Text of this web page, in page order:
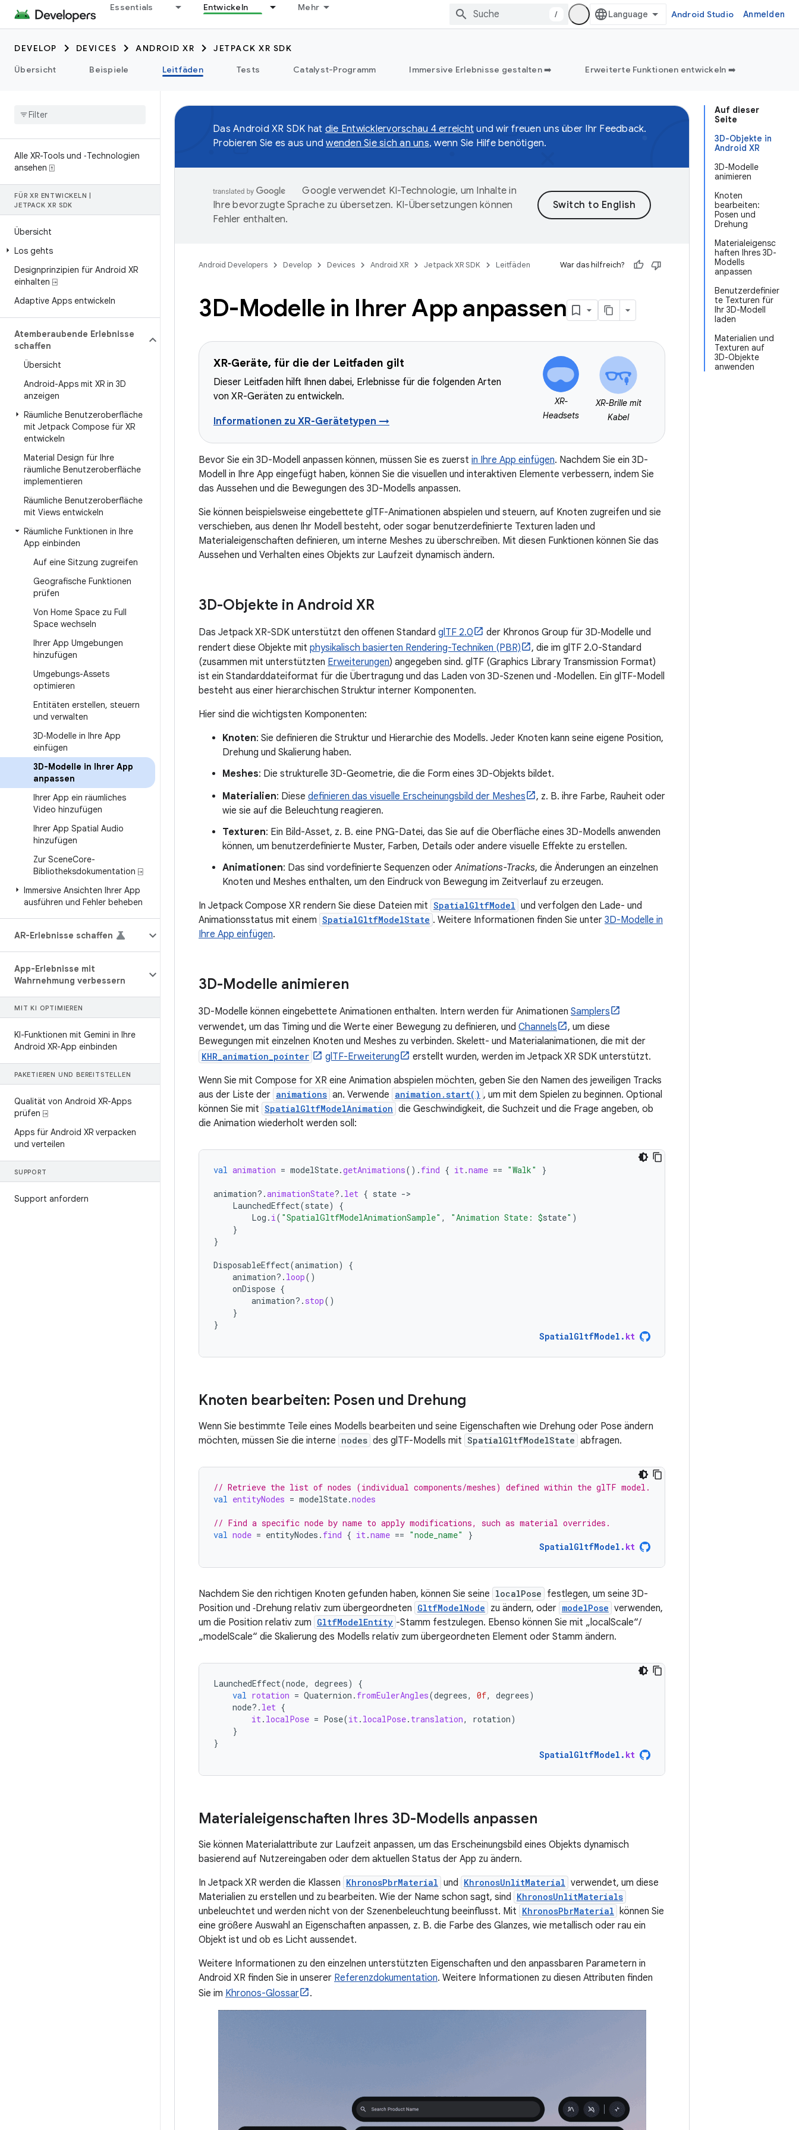
Essentials Entwickeln Mehr
/ Android Studio Anmelden
DEVELOP DEVICES ANDROID XR
JETPACK XR SDK
Übersicht
Beispiele Leitfäden Tests Catalyst-Programm Immersive Erlebnisse gestalten ➡️ Erweiterte Funktionen entwickeln ➡️
Alle XR-Tools und ‑Technologien
ansehen ⍐
FÜR XR ENTWICKELN
JETPACK XR SDK
Übersicht
Los gehts
Designprinzipien für Android XR
einhalten ⍈
Adaptive Apps entwickeln
Atemberaubende Erlebnisse
schaffen
Übersicht
Android-Apps mit XR in 3D
anzeigen
Räumliche Benutzeroberfläche
mit Jetpack Compose für XR
entwickeln
Material Design für Ihre
räumliche Benutzeroberfläche
implementieren
Räumliche Benutzeroberfläche
mit Views entwickeln
Räumliche Funktionen in Ihre
App einbinden
Auf eine Sitzung zugreifen
Geografische Funktionen
prüfen
Von Home Space zu Full
Space wechseln
Ihrer App Umgebungen
hinzufügen
Umgebungs-Assets
optimieren
Entitäten erstellen, steuern
und verwalten
3D‑Modelle in Ihre App
einfügen
3D-Modelle in Ihrer App
anpassen
Ihrer App ein räumliches
Video hinzufügen
Ihrer App Spatial Audio
hinzufügen
Zur SceneCore-
Bibliotheksdokumentation ⍈
Immersive Ansichten Ihrer App
ausführen und Fehler beheben
AR-Erlebnisse schaffen
App-Erlebnisse mit
Wahrnehmung verbessern
MIT KI OPTIMIEREN
KI-Funktionen mit Gemini in Ihre
Android XR-App einbinden
PAKETIEREN UND BEREITSTELLEN
Qualität von Android XR-Apps
prüfen ⍈
Apps für Android XR verpacken
und verteilen
SUPPORT
Support anfordern
Auf dieser
Seite
3D-Objekte in
Android XR
3D-Modelle
animieren
Knoten
bearbeiten:
Posen und
Drehung
Materialeigensc
haften Ihres 3D-
Modells
anpassen
Benutzerdefinier
te Texturen für
Ihr 3D-Modell
laden
Materialien und
Texturen auf
3D-Objekte
anwenden
Das Android XR SDK hat die Entwicklervorschau 4 erreicht und wir freuen uns über Ihr Feedback.
Probieren Sie es aus undwenden Sie sich an uns, wenn Sie Hilfe benötigen.
Google verwendet KI-Technologie, um Inhalte in
Ihre bevorzugte Sprache zu übersetzen. KI-Übersetzungen können
Fehler enthalten.
Android Developers Develop Devices Android XR Jetpack XR SDK Leitfäden War das hilfreich?
3D-Modelle in Ihrer App anpassen
XR‑Geräte, für die der Leitfaden gilt
Dieser Leitfaden hilft Ihnen dabei, Erlebnisse für die folgenden Arten
von XR-Geräten zu entwickeln.
Informationen zu XR-Gerätetypen →
XR-
Headsets
XR-Brille mit
Kabel
Bevor Sie ein 3D-Modell anpassen können, müssen Sie es zuerst in Ihre App einfügen. Nachdem Sie ein 3D-
Modell in Ihre App eingefügt haben, können Sie die visuellen und interaktiven Elemente verbessern, indem Sie
das Aussehen und die Bewegungen des 3D-Modells anpassen.
Sie können beispielsweise eingebettete glTF-Animationen abspielen und steuern, auf Knoten zugreifen und sie
verschieben, aus denen Ihr Modell besteht, oder sogar benutzerdefinierte Texturen laden und
Materialeigenschaften definieren, um interne Meshes zu überschreiben. Mit diesen Funktionen können Sie das
Aussehen und Verhalten eines Objekts zur Laufzeit dynamisch ändern.
3D-Objekte in Android XR
Das Jetpack XR-SDK unterstützt den offenen Standard glTF 2.0
der Khronos Group für 3D‑Modelle und
rendert diese Objekte mit physikalisch basierten Rendering-Techniken (PBR)
, die im glTF 2.0-Standard
(zusammen mit unterstützten Erweiterungen) angegeben sind. glTF (Graphics Library Transmission Format)
ist ein Standarddateiformat für die Übertragung und das Laden von 3D-Szenen und ‑Modellen. Ein glTF-Modell
besteht aus einer hierarchischen Struktur interner Komponenten.
Hier sind die wichtigsten Komponenten:
Knoten: Sie definieren die Struktur und Hierarchie des Modells. Jeder Knoten kann seine eigene Position,
Drehung und Skalierung haben.
Meshes: Die strukturelle 3D-Geometrie, die die Form eines 3D-Objekts bildet.
Materialien: Diese definieren das visuelle Erscheinungsbild der Meshes
, z. B. ihre Farbe, Rauheit oder
wie sie auf die Beleuchtung reagieren.
Texturen: Ein Bild-Asset, z. B. eine PNG-Datei, das Sie auf die Oberfläche eines 3D-Modells anwenden
können, um benutzerdefinierte Muster, Farben, Details oder andere visuelle Effekte zu erstellen.
Animationen: Das sind vordefinierte Sequenzen oderAnimations-Tracks, die Änderungen an einzelnen
Knoten und Meshes enthalten, um den Eindruck von Bewegung im Zeitverlauf zu erzeugen.
In Jetpack Compose XR rendern Sie diese Dateien mit SpatialGltfModel und verfolgen den Lade- und
Animationsstatus mit einem SpatialGltfModelState . Weitere Informationen finden Sie unter 3D-Modelle in
Ihre App einfügen.
3D-Modelle animieren
3D-Modelle können eingebettete Animationen enthalten. Intern werden für Animationen Samplers
verwendet, um das Timing und die Werte einer Bewegung zu definieren, und Channels
, um diese
Bewegungen mit einzelnen Knoten und Meshes zu verbinden. Skelett- und Materialanimationen, die mit der
KHR_animation_pointer glTF-Erweiterung
erstellt wurden, werden im Jetpack XR SDK unterstützt.
Wenn Sie mit Compose for XR eine Animation abspielen möchten, geben Sie den Namen des jeweiligen Tracks
aus der Liste der animations an. Verwende animation.start() , um mit dem Spielen zu beginnen. Optional
können Sie mit SpatialGltfModelAnimation die Geschwindigkeit, die Suchzeit und die Frage angeben, ob
die Animation wiederholt werden soll:
val animation = modelState.getAnimations(). find { it.name == "Walk" }
animation?.animationState?. let { state -
LaunchedEffect(state)
{
Log . i( "SpatialGltfModelAnimationSample" , "Animation State: $state" )
}
}
DisposableEffect(animation)
{
animation?. loop()
onDispose {
animation?. stop()
}
}
SpatialGltfModel . kt
Knoten bearbeiten: Posen und Drehung
Wenn Sie bestimmte Teile eines Modells bearbeiten und seine Eigenschaften wie Drehung oder Pose ändern
möchten, müssen Sie die interne nodes des glTF-Modells mit SpatialGltfModelState abfragen.
// Retrieve the list of nodes (individual components/meshes) defined within the glTF model.
val entityNodes = modelState.nodes
// Find a specific node by name to apply modifications, such as material overrides.
val node = entityNodes . find { it.name == "node_name"
}
SpatialGltfModel . kt
Nachdem Sie den richtigen Knoten gefunden haben, können Sie seine localPose festlegen, um seine 3D-
Position und ‑Drehung relativ zum übergeordneten GltfModelNode zu ändern, oder modelPose verwenden,
um die Position relativ zum GltfModelEntity -Stamm festzulegen. Ebenso können Sie mit „localScale“/
„modelScale“ die Skalierung des Modells relativ zum übergeordneten Element oder Stamm ändern.
LaunchedEffect(node, degrees)
{
val rotation = Quaternion . fromEulerAngles(degrees, 0f, degrees)
node?. let {
it. localPose = Pose(it. localPose. translation, rotation)
}
}
SpatialGltfModel . kt
Materialeigenschaften Ihres 3D-Modells anpassen
Sie können Materialattribute zur Laufzeit anpassen, um das Erscheinungsbild eines Objekts dynamisch
basierend auf Nutzereingaben oder dem aktuellen Status der App zu ändern.
In Jetpack XR werden die Klassen KhronosPbrMaterial und KhronosUnlitMaterial verwendet, um diese
Materialien zu erstellen und zu bearbeiten. Wie der Name schon sagt, sind KhronosUnlitMaterials
unbeleuchtet und werden nicht von der Szenenbeleuchtung beeinflusst. Mit KhronosPbrMaterial können Sie
eine größere Auswahl an Eigenschaften anpassen, z. B. die Farbe des Glanzes, wie metallisch oder rau ein
Objekt ist und ob es Licht aussendet.
Weitere Informationen zu den einzelnen unterstützten Eigenschaften und den anpassbaren Parametern in
Android XR finden Sie in unserer Referenzdokumentation. Weitere Informationen zu diesen Attributen finden
Sie im Khronos-Glossar .